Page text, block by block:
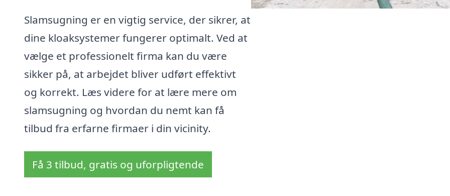
Slamsugning er en vigtig service, der sikrer, at
dine kloaksystemer fungerer optimalt. Ved at
vælge et professionelt firma kan du være
sikker på, at arbejdet bliver udført effektivt
og korrekt. Læs videre for at lære mere om
slamsugning og hvordan du nemt kan få
tilbud fra erfarne firmaer i din vicinity.
Få 3 tilbud, gratis og uforpligtende